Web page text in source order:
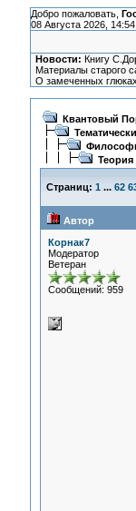
Добро пожаловать,
08 Августа 2026,
Новости: Книгу
Материалы старого
О замеченных
Квантовый
Теория
Страниц: 1 ... 62
Автор
Корнак7
Модератор
Ветеран
Сообщений: 959